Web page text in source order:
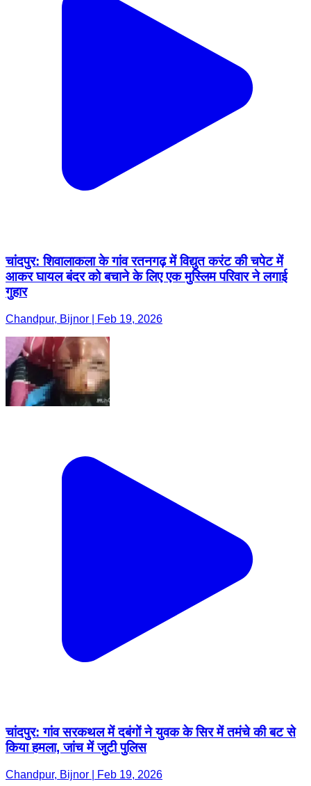
चांदपुर: शिवालाकला के गांव रतनगढ़ में विद्युत करंट की चपेट में
आकर घायल बंदर को बचाने के लिए एक मुस्लिम परिवार ने लगाई
गुहार
Chandpur, Bijnor | Feb 19, 2026
चांदपुर: गांव सरकथल में दबंगों ने युवक के सिर में तमंचे की बट से
किया हमला, जांच में जुटी पुलिस
Chandpur, Bijnor | Feb 19, 2026